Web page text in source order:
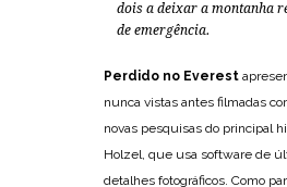
dois a deixar a montanha
de emergência.
Perdido no Everest
nunca vistas antes filmadas
novas pesquisas do principal
Holzel, que usa software de
detalhes fotográficos. Como